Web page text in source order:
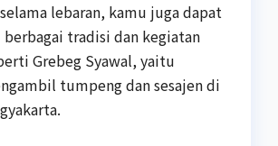
lebaran, kamu juga dapat
tradisi dan kegiatan
Grebeg Syawal, yaitu
tumpeng dan sesajen di